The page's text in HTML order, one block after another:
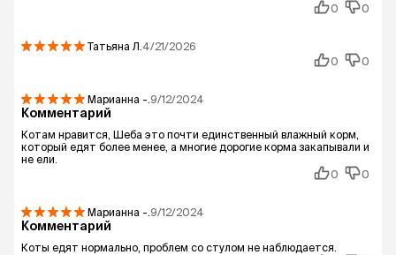
0
0
Татьяна Л. 4/21/2026
0
0
Марианна -. 9/12/2024
Комментарий
Котам нравится, Шеба это почти единственный влажный корм,
который едят более менее, а многие дорогие корма закапывали и
не ели.
0
0
Марианна -. 9/12/2024
Комментарий
Коты едят нормально, проблем со стулом не наблюдается.